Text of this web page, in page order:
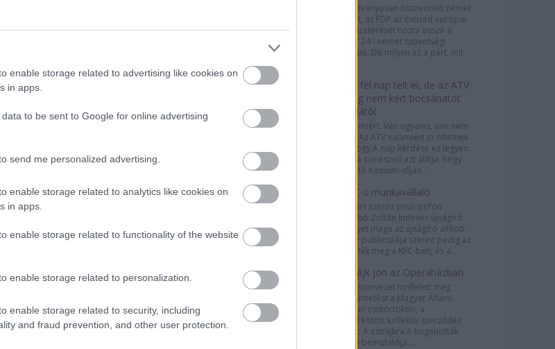
enable storage related to advertising like cookies on
in apps.
to be sent to Google for online advertising
send me personalized advertising.
enable storage related to analytics like cookies on
in apps.
enable storage related to functionality of the website
enable storage related to personalization.
enable storage related to security, including
and fraud prevention, and other user protection.
KMérce
komment
a Facebookon!
A 2013-ra látványosan összeomló német
liberális párt, az FDP az évtized európai
politikai visszatérését hozta össze a
szeptember 24-i német szövetségi
választásokon. De milyen ez a párt, mit
Több mint fél nap telt el, de az ATV
még mindig nem kért bocsánatot
Sárosdi Lillától
Pedig lenne miért. Van ugyanis, ami nem
hit kérdése. Az ATV valamiért jó ötletnek
gondolta, hogy A nap kérdése ez legyen:
„Sárosdi Lilla színésznő azt állítja, hogy
Marton László Kossuth-díjas...
Je suis KFC-s munkavállaló
Puzsér Róbert szerint proli pofon
csattant Szabó Zoltán Indexes újságíró
arcán, amelyet maga az újságíró állított
elő. A Fidesz publicistája szerint pedig az
Indexet ütötték meg a KFC-ben, és a...
Újabb sztrájk jön az Operaházban
Három szakszervezet hirdetett meg
munkabeszüntetést a Magyar Állami
Operaházban csütörtökön, a
dolgozókkal kötött kollektív szerződés
hiánya miatt. A sztrájkra A hugenották
október 28-i bemutatója...